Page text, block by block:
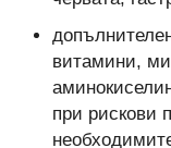
витамини,
при рискови